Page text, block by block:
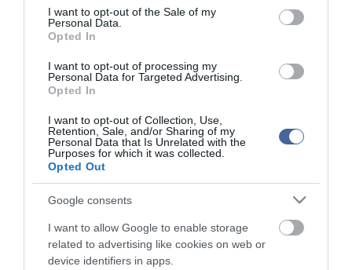
consent section.
I want to opt-out of the Sale of my
Personal Data.
Opted In
I want to opt-out of processing my
Personal Data for Targeted Advertising.
Opted In
I want to opt-out of Collection, Use,
Retention, Sale, and/or Sharing of my
Personal Data that Is Unrelated with the
Purposes for which it was collected.
Opted Out
Google consents
I want to allow Google to enable storage
related to advertising like cookies on web or
device identifiers in apps.